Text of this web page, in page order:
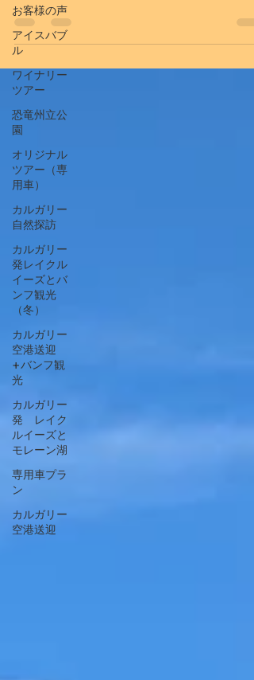
お客様の声
アイスバブ
ル
ワイナリー
ツアー
恐竜州立公
園
オリジナル
ツアー（専
用車）
カルガリー
自然探訪
カルガリー
発レイクル
イーズとバ
ンフ観光
（冬）
カルガリー
空港送迎
+バンフ観
光
カルガリー
発 レイク
ルイーズと
モレーン湖
専用車プラ
ン
カルガリー
空港送迎
を訪れる方につきましては、国立公園の入場料の
支払いは不要となります。
https://www.canada.ca/en/canadian-
heritage/campaigns/canada-pass.html 詳しくは上
記サイトのリンクを参照ください。